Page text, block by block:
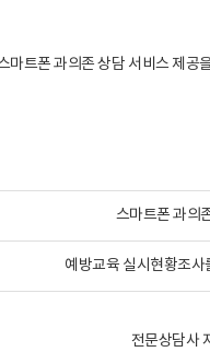
마트폰 과의존 상담 서비스 제공
스마트폰 과의
예방교육 실시현황조사
전문상담사